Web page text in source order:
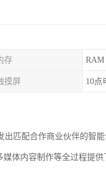
存 RAM
摸屏 10点
匹配合作商业伙伴的智
体内容制作等全过程提